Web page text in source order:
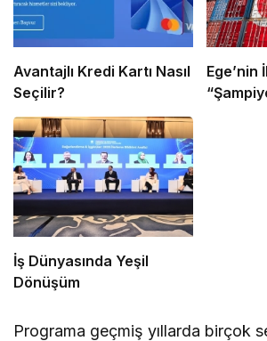
Avantajlı Kredi Kartı Nasıl
Seçilir?
İş Dünyasında Yeşil
Dönüşüm
Programa geçmiş yıllarda birçok